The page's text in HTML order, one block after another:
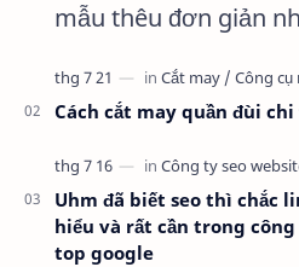
mẫu thêu đơn giản
thuật mới vào nghề,
Cách cắt may quần đùi
Uhm đã biết seo thì chắc
hiểu và rất cần trong
top google